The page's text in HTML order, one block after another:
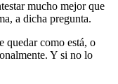
mucho mejor que
a dicha pregunta.
quedar como está, o
Y si no lo